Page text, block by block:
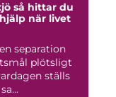
du
när livet
separation
plötsligt
ställs